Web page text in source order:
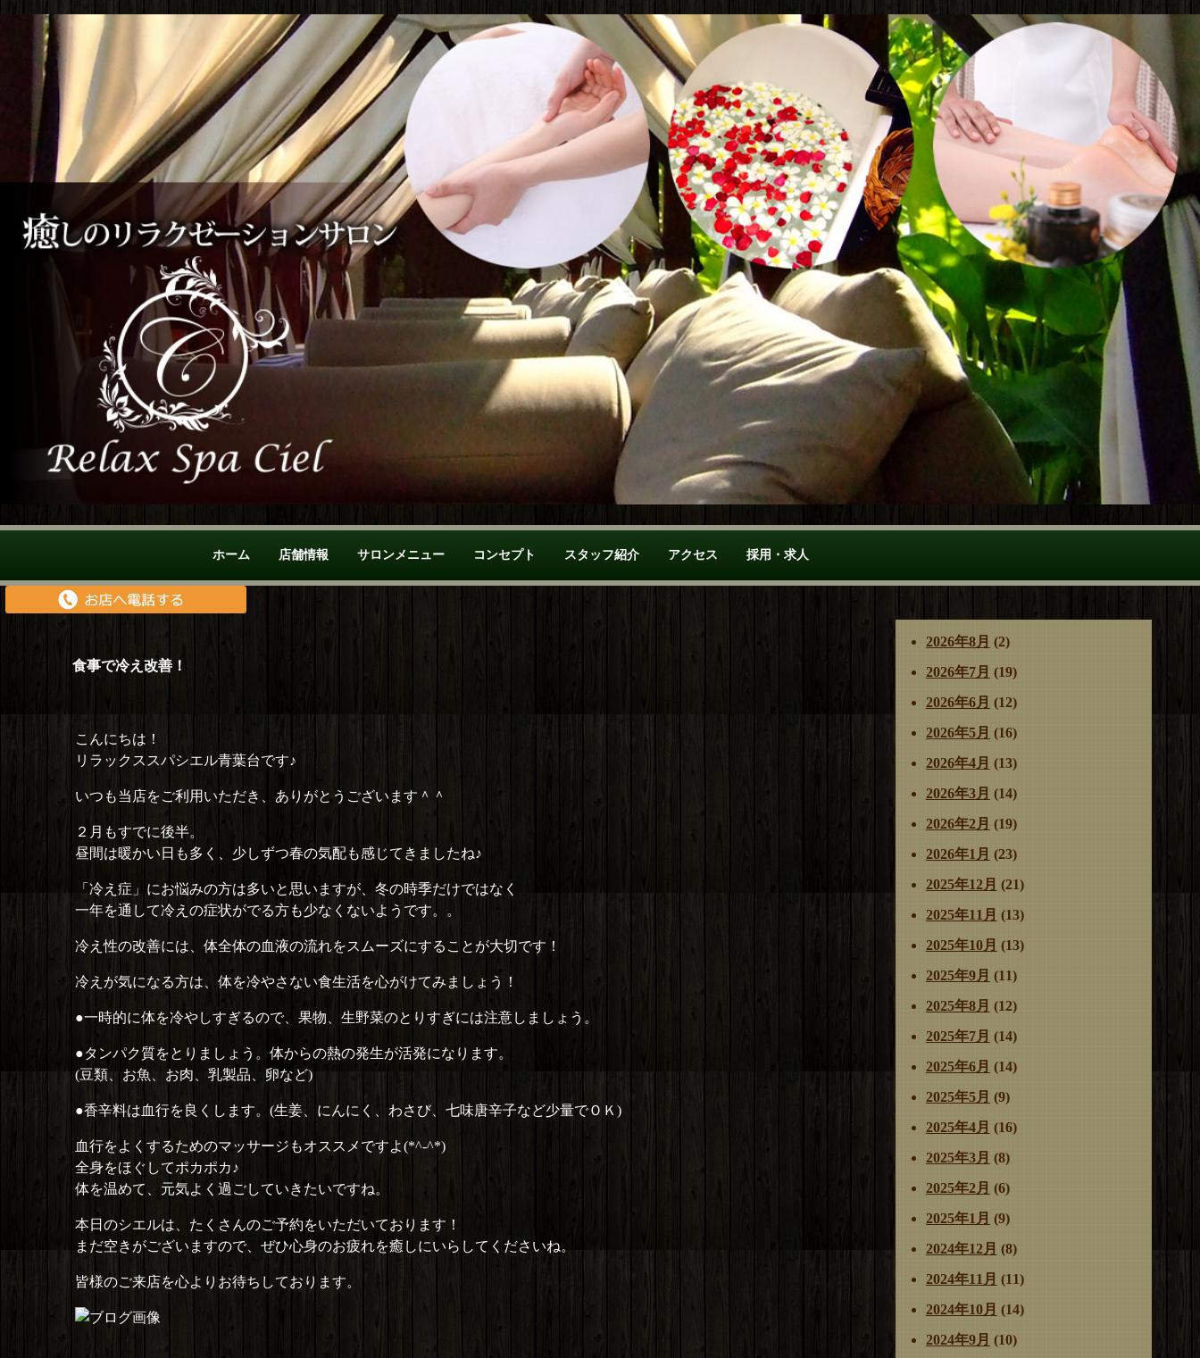
ホーム 店舗情報 サロンメニュー コンセプト スタッフ紹介 アクセス 採用・求人
食事で冷え改善！
こんにちは！
リラックススパシエル青葉台です♪
いつも当店をご利用いただき、ありがとうございます＾＾
２月もすでに後半。
昼間は暖かい日も多く、少しずつ春の気配も感じてきましたね♪
「冷え症」にお悩みの方は多いと思いますが、冬の時季だけではなく
一年を通して冷えの症状がでる方も少なくないようです。。
冷え性の改善には、体全体の血液の流れをスムーズにすることが大切です！
冷えが気になる方は、体を冷やさない食生活を心がけてみましょう！
●一時的に体を冷やしすぎるので、果物、生野菜のとりすぎには注意しましょう。
●タンパク質をとりましょう。体からの熱の発生が活発になります。
(豆類、お魚、お肉、乳製品、卵など)
●香辛料は血行を良くします。(生姜、にんにく、わさび、七味唐辛子など少量でＯＫ)
血行をよくするためのマッサージもオススメですよ(*^-^*)
全身をほぐしてポカポカ♪
体を温めて、元気よく過ごしていきたいですね。
本日のシエルは、たくさんのご予約をいただいております！
まだ空きがございますので、ぜひ心身のお疲れを癒しにいらしてくださいね。
皆様のご来店を心よりお待ちしております。
2026年8月 (2)
2026年7月 (19)
2026年6月 (12)
2026年5月 (16)
2026年4月 (13)
2026年3月 (14)
2026年2月 (19)
2026年1月 (23)
2025年12月 (21)
2025年11月 (13)
2025年10月 (13)
2025年9月 (11)
2025年8月 (12)
2025年7月 (14)
2025年6月 (14)
2025年5月 (9)
2025年4月 (16)
2025年3月 (8)
2025年2月 (6)
2025年1月 (9)
2024年12月 (8)
2024年11月 (11)
2024年10月 (14)
2024年9月 (10)